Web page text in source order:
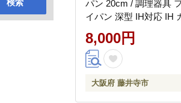
検索
パン 20cm / 調理器具
イパン 深型 IH対応 IH
ガス対応 一人用 調理器
キッチン用品 小さい メ
リ付き カレー シチュー
フト / 大阪府藤井寺市 /
口金属工業株式会社
8,000円
大阪府 藤井寺市